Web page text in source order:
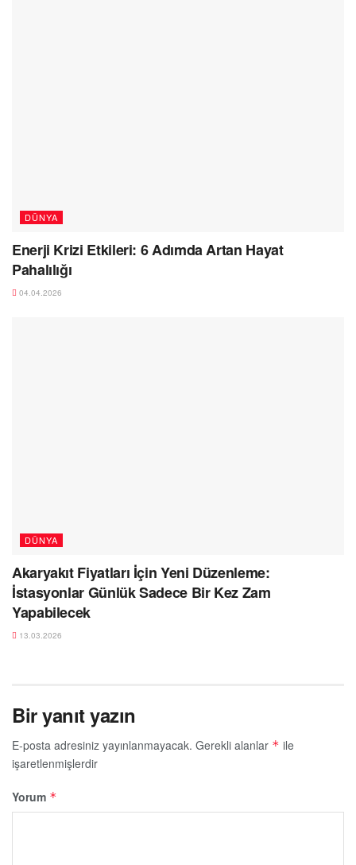
DÜNYA
Enerji Krizi Etkileri: 6 Adımda Artan Hayat
Pahalılığı
04.04.2026
DÜNYA
Akaryakıt Fiyatları İçin Yeni Düzenleme:
İstasyonlar Günlük Sadece Bir Kez Zam
Yapabilecek
13.03.2026
Bir yanıt yazın
E-posta adresiniz yayınlanmayacak. Gerekli alanlar * ile
işaretlenmişlerdir
Yorum *